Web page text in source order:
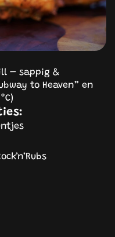
– sappig &
to Heaven” en